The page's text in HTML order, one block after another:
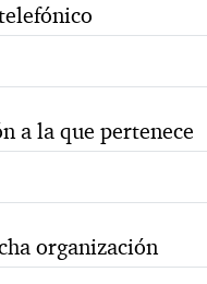
a la que pertenece
organización